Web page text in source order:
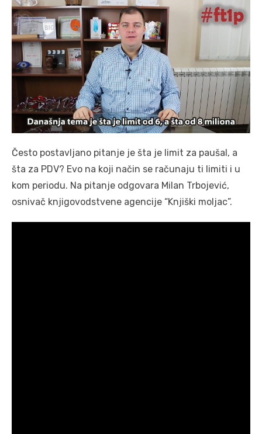
Često postavljano pitanje je šta je limit za paušal, a
šta za PDV? Evo na koji način se računaju ti limiti i u
kom periodu. Na pitanje odgovara Milan Trbojević,
osnivač knjigovodstvene agencije “Knjiški moljac”.